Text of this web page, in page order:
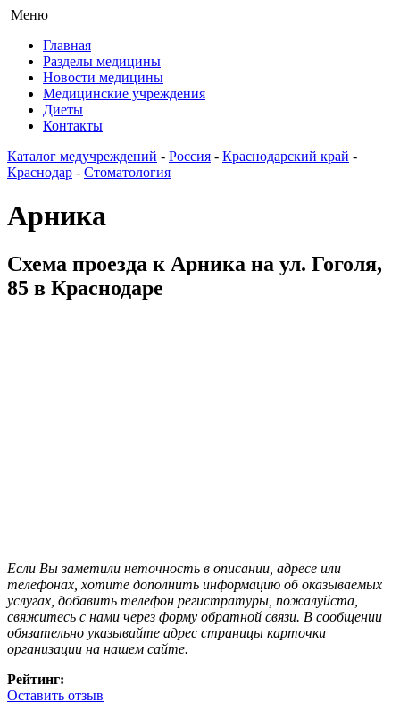
Меню
Главная
Разделы медицины
Новости медицины
Медицинские учреждения
Диеты
Контакты
Каталог медучреждений - Россия - Краснодарский край -
Краснодар - Стоматология
Арника
Схема проезда к Арника на ул. Гоголя,
85 в Краснодаре
Если Вы заметили неточность в описании, адресе или
телефонах, хотите дополнить информацию об оказываемых
услугах, добавить телефон регистратуры, пожалуйста,
свяжитесь с нами через форму обратной связи. В сообщении
обязательно указывайте адрес страницы карточки
организации на нашем сайте.
Рейтинг:
Оставить отзыв